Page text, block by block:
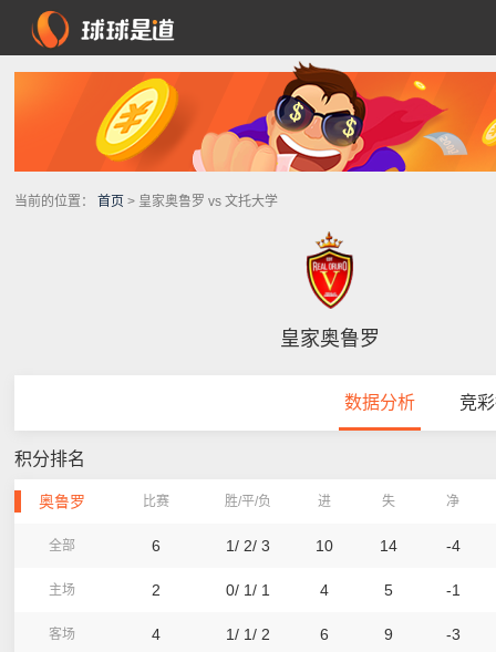
当前的位置： 首页 > 皇家奥鲁罗 vs 文托大学
皇家奥鲁罗
数据分析 竞
积分排名
奥鲁罗 比赛 胜/平/负 进 失 净
全部 6 1/ 2/ 3 10 14 -4
主场 2 0/ 1/ 1 4 5 -1
客场 4 1/ 1/ 2 6 9 -3